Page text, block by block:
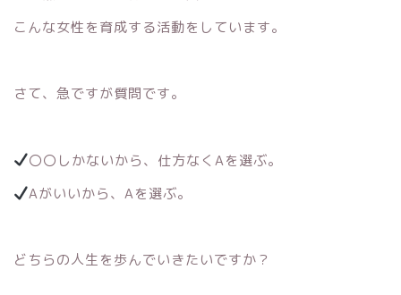
こんな女性を育成する活動をしています。
さて、急ですが質問です。
〇〇しかないから、仕方なくAを選ぶ。
Aがいいから、Aを選ぶ。
どちらの人生を歩んでいきたいですか？